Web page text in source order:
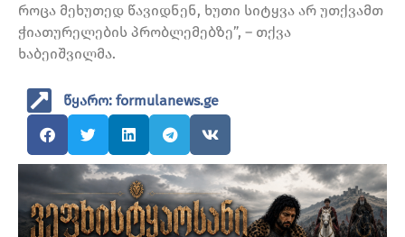
როცა მეხუთედ წავიდნენ, ხუთი სიტყვა არ უთქვამთ
ჭიათურელების პრობლემებზე”, – თქვა
ხაბეიშვილმა.
წყარო: formulanews.ge